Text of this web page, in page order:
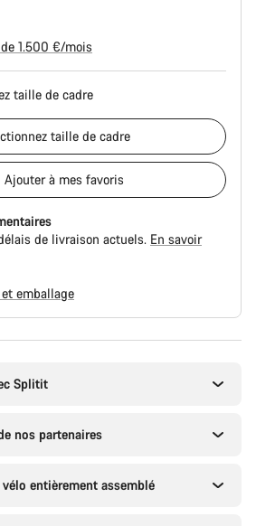
1.500 €/mois
taille de cadre
taille de cadre
Ajouter à mes favoris
de livraison actuels. En savoir
emballage
Splitit
nos partenaires
vélo entièrement assemblé